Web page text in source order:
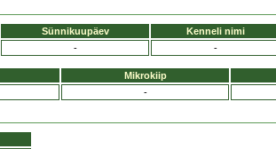
Sünnikuupäev Kenneli nimi
- -
Mikrokiip
-